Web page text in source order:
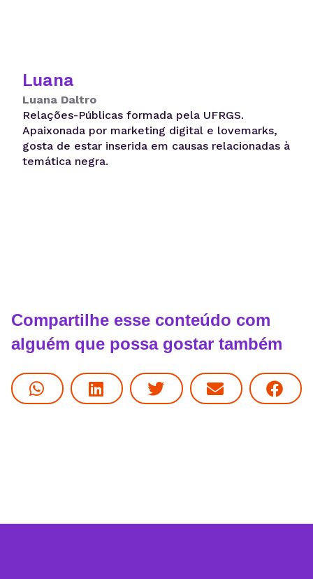
Luana
Luana Daltro
Relações-Públicas formada pela UFRGS.
Apaixonada por marketing digital e lovemarks,
gosta de estar inserida em causas relacionadas à
temática negra.
Compartilhe esse conteúdo com
alguém que possa gostar também